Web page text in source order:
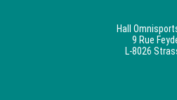
Hall
9 Rue
L-8026